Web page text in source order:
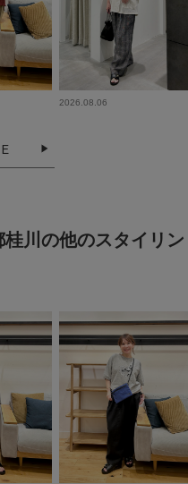
2026.08.06
川の他のスタイリン